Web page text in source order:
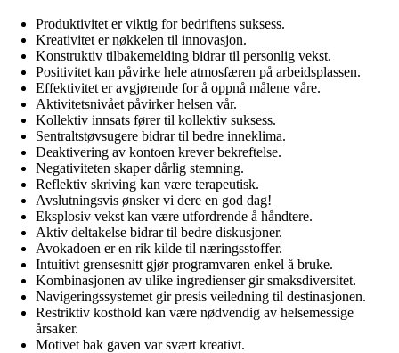
Produktivitet er viktig for bedriftens suksess.
Kreativitet er nøkkelen til innovasjon.
Konstruktiv tilbakemelding bidrar til personlig vekst.
Positivitet kan påvirke hele atmosfæren på arbeidsplassen.
Effektivitet er avgjørende for å oppnå målene våre.
Aktivitetsnivået påvirker helsen vår.
Kollektiv innsats fører til kollektiv suksess.
Sentraltstøvsugere bidrar til bedre inneklima.
Deaktivering av kontoen krever bekreftelse.
Negativiteten skaper dårlig stemning.
Reflektiv skriving kan være terapeutisk.
Avslutningsvis ønsker vi dere en god dag!
Eksplosiv vekst kan være utfordrende å håndtere.
Aktiv deltakelse bidrar til bedre diskusjoner.
Avokadoen er en rik kilde til næringsstoffer.
Intuitivt grensesnitt gjør programvaren enkel å bruke.
Kombinasjonen av ulike ingredienser gir smaksdiversitet.
Navigeringssystemet gir presis veiledning til destinasjonen.
Restriktiv kosthold kan være nødvendig av helsemessige
årsaker.
Motivet bak gaven var svært kreativt.